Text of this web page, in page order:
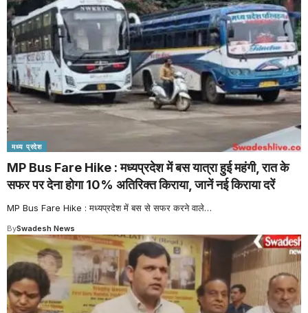
मध्य प्रदेश
MP Bus Fare Hike : मध्यप्रदेश में बस यात्रा हुई महंगी, रात के
सफर पर देना होगा 10% अतिरिक्त किराया, जानें नई किराया दरें
MP Bus Fare Hike : मध्यप्रदेश में बस से सफर करने वाले…
BySwadesh News